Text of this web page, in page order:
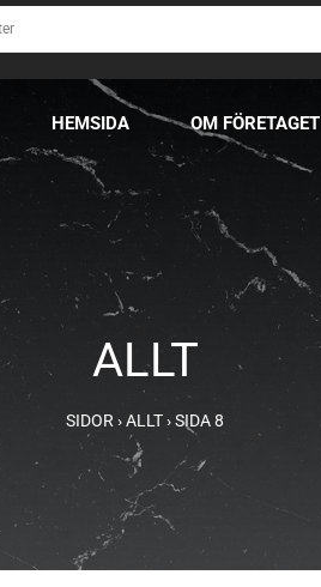
HEMSIDA OM FÖRETAGET
ALLT
SIDOR ›ALLT›SIDA 8